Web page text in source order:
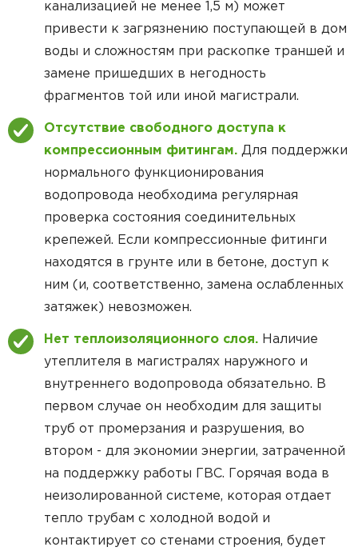
канализацией не менее 1,5 м) может
привести к загрязнению поступающей в дом
воды и сложностям при раскопке траншей и
замене пришедших в негодность
фрагментов той или иной магистрали.
Отсутствие свободного доступа к
компрессионным фитингам. Для поддержки
нормального функционирования
водопровода необходима регулярная
проверка состояния соединительных
крепежей. Если компрессионные фитинги
находятся в грунте или в бетоне, доступ к
ним (и, соответственно, замена ослабленных
затяжек) невозможен.
Нет теплоизоляционного слоя. Наличие
утеплителя в магистралях наружного и
внутреннего водопровода обязательно. В
первом случае он необходим для защиты
труб от промерзания и разрушения, во
втором - для экономии энергии, затраченной
на поддержку работы ГВС. Горячая вода в
неизолированной системе, которая отдает
тепло трубам с холодной водой и
контактирует со стенами строения, будет